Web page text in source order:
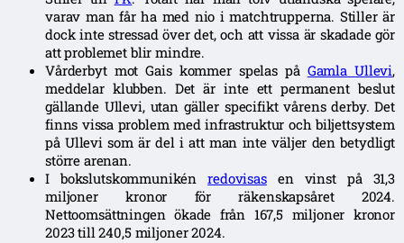
varav man får ha med nio i matchtrupperna. Stiller är
dock inte stressad över det, och att vissa är skadade gör
att problemet blir mindre.
Vårderbyt mot Gais kommer spelas på Gamla Ullevi,
meddelar klubben. Det är inte ett permanent beslut
gällande Ullevi, utan gäller specifikt vårens derby. Det
finns vissa problem med infrastruktur och biljettsystem
på Ullevi som är del i att man inte väljer den betydligt
större arenan.
I bokslutskommunikénredovisasen vinst på 31,3
miljoner kronor för räkenskapsåret 2024.
Nettoomsättningen ökade från 167,5 miljoner kronor
2023 till 240,5 miljoner 2024.